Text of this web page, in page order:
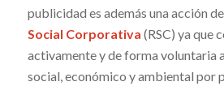
publicidad es además una acción de
Social Corporativa (RSC) ya que
activamente y de forma voluntaria
social, económico y ambiental por